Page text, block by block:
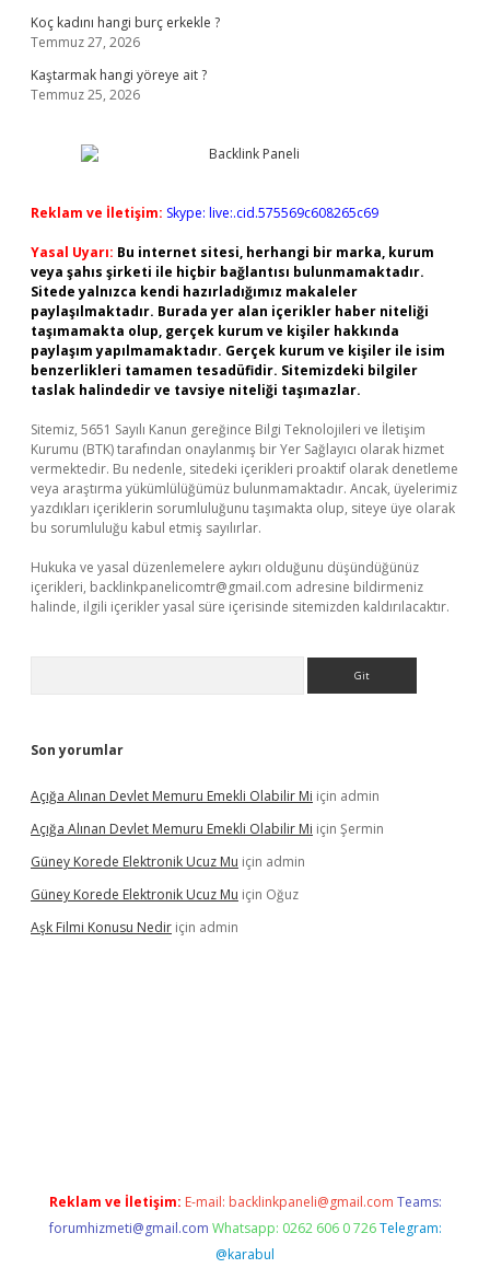
Koç kadını hangi burç erkekle ?
Temmuz 27, 2026
Kaştarmak hangi yöreye ait ?
Temmuz 25, 2026
Reklam ve İletişim: Skype: live:.cid.575569c608265c69
Yasal Uyarı: Bu internet sitesi, herhangi bir marka, kurum
veya şahıs şirketi ile hiçbir bağlantısı bulunmamaktadır.
Sitede yalnızca kendi hazırladığımız makaleler
paylaşılmaktadır. Burada yer alan içerikler haber niteliği
taşımamakta olup, gerçek kurum ve kişiler hakkında
paylaşım yapılmamaktadır. Gerçek kurum ve kişiler ile isim
benzerlikleri tamamen tesadüfidir. Sitemizdeki bilgiler
taslak halindedir ve tavsiye niteliği taşımazlar.
Sitemiz, 5651 Sayılı Kanun gereğince Bilgi Teknolojileri ve İletişim
Kurumu (BTK) tarafından onaylanmış bir Yer Sağlayıcı olarak hizmet
vermektedir. Bu nedenle, sitedeki içerikleri proaktif olarak denetleme
veya araştırma yükümlülüğümüz bulunmamaktadır. Ancak, üyelerimiz
yazdıkları içeriklerin sorumluluğunu taşımakta olup, siteye üye olarak
bu sorumluluğu kabul etmiş sayılırlar.
Hukuka ve yasal düzenlemelere aykırı olduğunu düşündüğünüz
içerikleri, backlinkpanelicomtr@gmail.com adresine bildirmeniz
halinde, ilgili içerikler yasal süre içerisinde sitemizden kaldırılacaktır.
Son yorumlar
Açığa Alınan Devlet Memuru Emekli Olabilir Mi için admin
Açığa Alınan Devlet Memuru Emekli Olabilir Mi için Şermin
Güney Korede Elektronik Ucuz Mu için admin
Güney Korede Elektronik Ucuz Mu için Oğuz
Aşk Filmi Konusu Nedir için admin
Reklam ve İletişim: E-mail: backlinkpaneli@gmail.com Teams:
forumhizmeti@gmail.com Whatsapp: 0262 606 0 726 Telegram:
@karabul